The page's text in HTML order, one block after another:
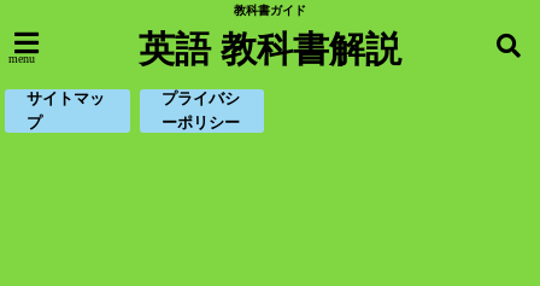
教科書ガイド
menu 英語 教科書解説
サイトマッ
プ
プライバシ
ーポリシー